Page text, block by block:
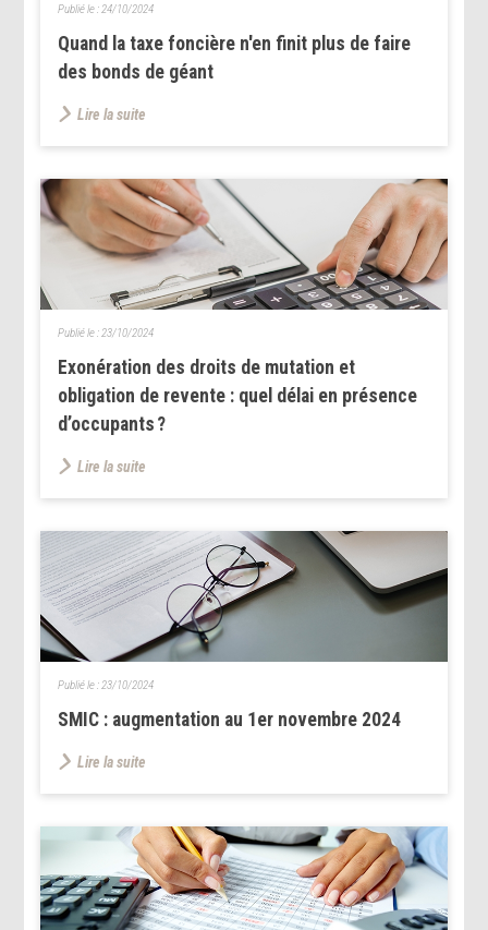
Quand la taxe foncière n'en finit plus de faire
des bonds de géant
Publié le : 24/10/2024
Lire la suite
Exonération des droits de mutation et
obligation de revente : quel délai en présence
d’occupants ?
Publié le : 23/10/2024
Lire la suite
SMIC : augmentation au 1er novembre 2024
Publié le : 23/10/2024
Lire la suite